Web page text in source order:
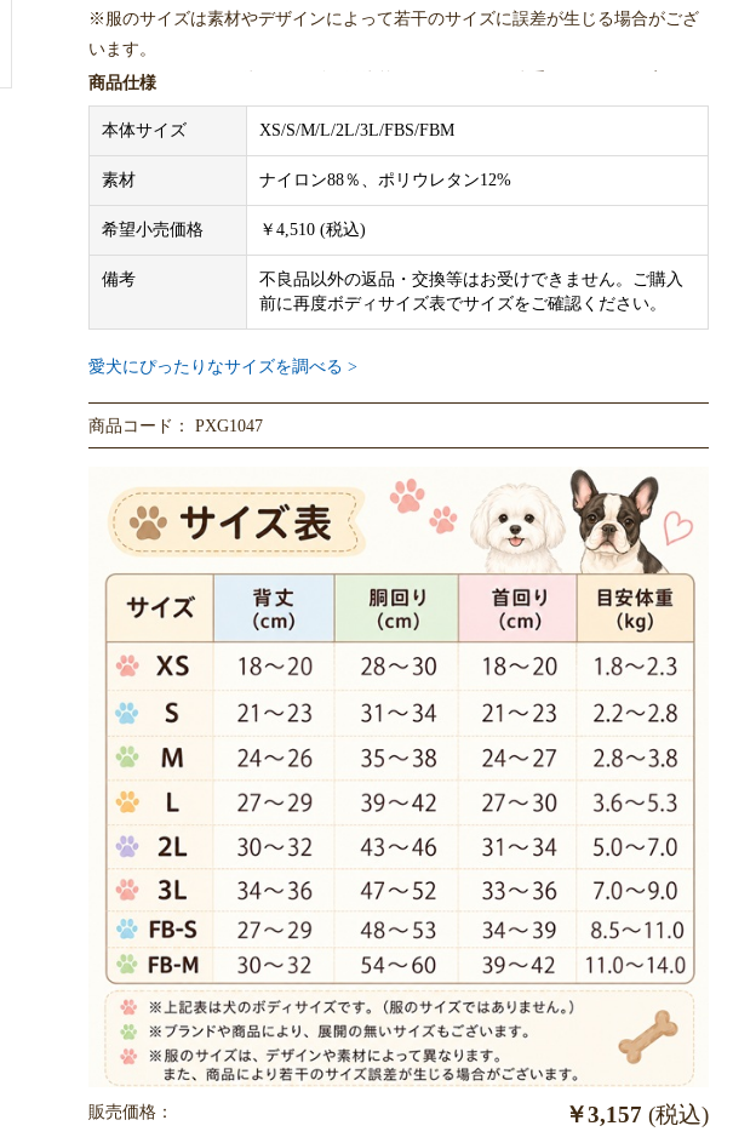
※服のサイズは素材やデザインによって若干のサイズに誤差が生じる場合がござ
います。
※ワンちゃんにより体のサイズは個体差がございます。体重はあくまで目安にし
て頂き、採寸頂いたワンちゃん自体のボディサイズを元に、購入サイズをご検討
ください。
※着用写真は実際の色合いと異なる場合がございます。
商品仕様
本体サイズ XS/S/M/L/2L/3L/FBS/FBM
素材 ナイロン88％、ポリウレタン12%
希望小売価格 ￥4,510 (税込)
備考
不良品以外の返品・交換等はお受けできません。ご購入
前に再度ボディサイズ表でサイズをご確認ください。
愛犬にぴったりなサイズを調べる >
商品コード： PXG1047
販売価格： ￥3,157 (税込)